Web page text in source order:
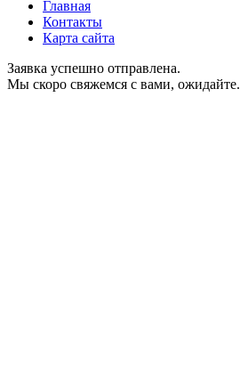
Главная
Контакты
Карта сайта
Заявка успешно отправлена.
Мы скоро свяжемся с вами, ожидайте.